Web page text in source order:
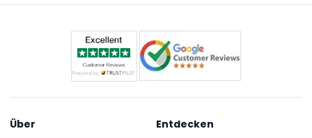
Sie die Zeiten bei der Buchung).
Über Entdecken